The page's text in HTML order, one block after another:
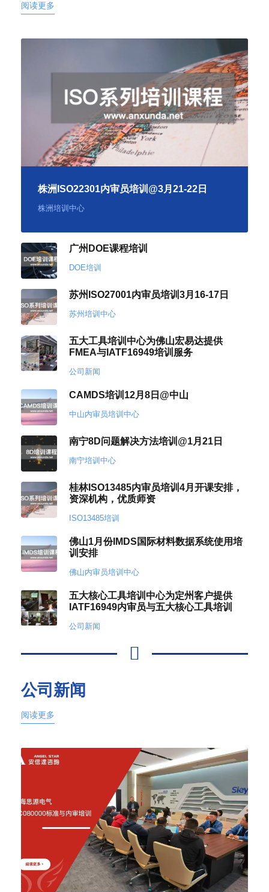
阅读更多
株洲ISO22301内审员培训@3月21-22日
株洲培训中心
广州DOE课程培训
DOE培训
苏州ISO27001内审员培训3月16-17日
苏州培训中心
五大工具培训中心为佛山宏易达提供
FMEA与IATF16949培训服务
公司新闻
CAMDS培训12月8日@中山
中山内审员培训中心
南宁8D问题解决方法培训@1月21日
南宁培训中心
桂林ISO13485内审员培训4月开课安排，
资深机构，优质师资
ISO13485培训
佛山1月份IMDS国际材料数据系统使用培
训安排
佛山内审员培训中心
五大核心工具培训中心为定州客户提供
IATF16949内审员与五大核心工具培训
公司新闻
公司新闻
阅读更多